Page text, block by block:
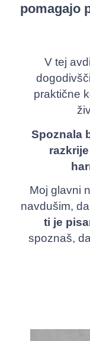
pomagajo
V tej
praktične
Spoznala
Moj glavni
navdušim, da
ti je
spoznaš,